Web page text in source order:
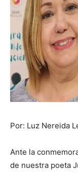
Por: Luz Nereida
Ante la
de nuestra poeta